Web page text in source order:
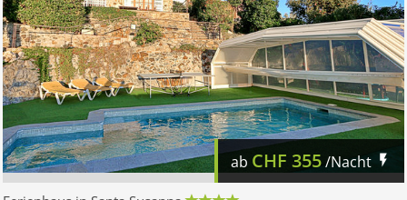
ab CHF 355/Nacht